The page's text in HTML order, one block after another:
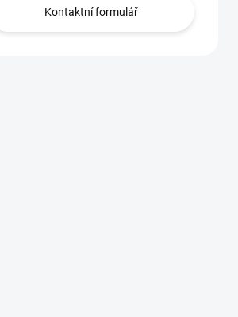
Kontaktní formulář